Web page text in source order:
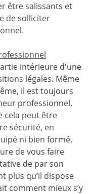
être salissants et
de solliciter
intérieure d'une
légales. Même
il est toujours
professionnel.
cela peut être
sécurité, en
ni bien formé.
de vous faire
de par son
plus qu’il dispose
comment mieux s’y